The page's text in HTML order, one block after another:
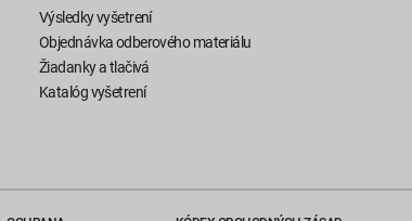
Výsledky vyšetrení
Objednávka odberového materiálu
Žiadanky a tlačivá
Katalóg vyšetrení